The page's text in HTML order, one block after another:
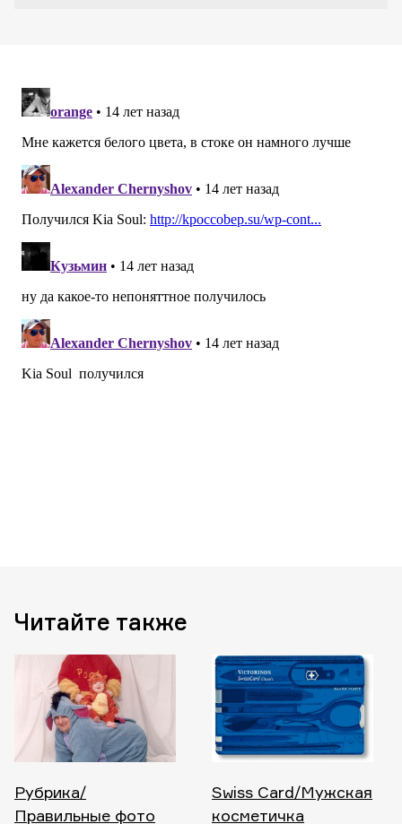
Читайте также
Рубрика/
Правильные фото
Swiss Card/Мужская
косметичка